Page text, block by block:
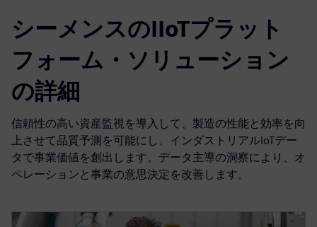
シーメンスのIIoTプラット
フォーム・ソリューション
の詳細
信頼性の高い資産監視を導入して、製造の性能と効率を向
上させて品質予測を可能にし、インダストリアルIoTデー
タで事業価値を創出します。データ主導の洞察により、オ
ペレーションと事業の意思決定を改善します。